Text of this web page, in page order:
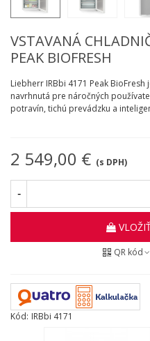
VSTAVANÁ
PEAK BIOFRESH
Liebherr IRBbi 4171 Peak
navrhnutá pre náročných
potravín, tichú prevádzku a
2 549,00 € (s DPH)
-
QR kód
Kód: IRBbi 4171